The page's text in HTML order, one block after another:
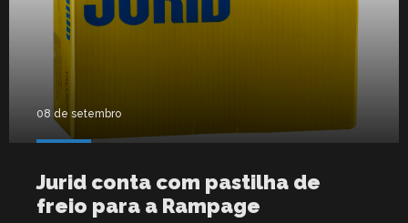
08 de setembro
Jurid conta com pastilha de
freio para a Rampage